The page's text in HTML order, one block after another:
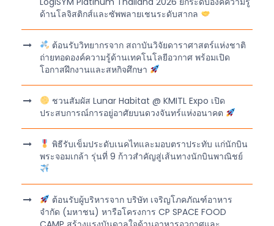
ด้านโลจิสติกส์และซัพพลายเชนระดับสากล
ต้อนรับวิทยากรจาก สถาบันวิจัยดาราศาสตร์แห่งชาติ
ถ่ายทอดองค์ความรู้ด้านเทคโนโลยีอวกาศ พร้อมเปิด
โอกาสฝึกงานและสหกิจศึกษา
ชวนสัมผัส Lunar Habitat @ KMITL Expo เปิด
ประสบการณ์การอยู่อาศัยบนดวงจันทร์แห่งอนาคต
พิธีรับเข็มประดับเนคไทและมอบตราประทับ แก่นักบิน
พระจอมเกล้า รุ่นที่ 9 ก้าวสำคัญสู่เส้นทางนักบินพาณิชย์
ต้อนรับผู้บริหารจาก บริษัท เจริญโภคภัณฑ์อาหาร
จำกัด (มหาชน) หารือโครงการ CP SPACE FOOD